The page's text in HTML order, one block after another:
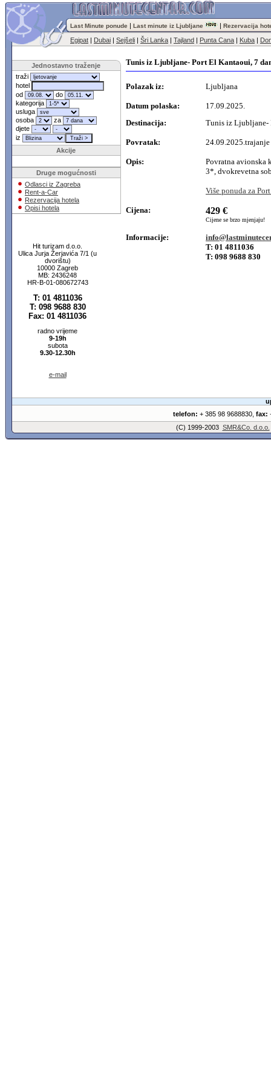
Last Minute ponude | Last minute iz Ljubljane | Rezervacija
Egipat | Dubai | Sejšeli | Šri Lanka | Tajland | Punta Cana | Kuba |
Jednostavno traženje
traži
hotel
od
do
kategorija
usluga
osoba
za
djete
iz
Akcije
Druge mogućnosti
Odlasci iz Zagreba
Rent-a-Car
Rezervacija hotela
Opisi hotela
Hit turizam d.o.o.
Ulica Jurja Žerjavića 7/1 (u
dvorištu)
10000 Zagreb
MB: 2436248
HR-B-01-080672743
T: 01 4811036
T: 098 9688 830
Fax: 01 4811036
radno vrijeme
9-19h
subota
9.30-12.30h
e-mail
Tunis iz Ljubljane- Port El Kantaoui, 7
Polazak iz: Ljubljana
Datum polaska:
17.09.2025.
Destinacija:
Tunis iz Ljubljane-
Povratak: 24.09.2025.trajanje
Opis:
Povratna avionska
3*, dvokrevetna
Više ponuda za
Cijena: 429 €
Cijene se brzo mjenjaju!
Informacije:
T: 01 4811036
T: 098 9688 830
telefon: + 385 98 9688830, fax:
(C) 1999-2003 SMR&Co. d.o.o.